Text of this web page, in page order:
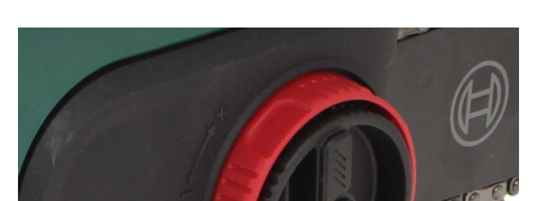
Pulvérisateurs portés
Rafraîchisseurs d'air par évaporation
Rampes de chargement en aluminium
Râpes à fromage électriques
GRIFO
GYS
H